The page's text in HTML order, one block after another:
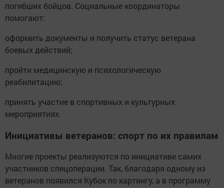
погибших бойцов. Социальные координаторы
помогают:
оформить документы и получить статус ветерана
боевых действий;
пройти медицинскую и психологическую
реабилитацию;
принять участие в спортивных и культурных
мероприятиях.
Инициативы ветеранов: спорт по их правилам
Многие проекты реализуются по инициативе самих
участников спецоперации. Так, благодаря одному из
ветеранов появился Кубок по картингу, а в программу